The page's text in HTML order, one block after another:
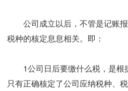
公司成立以后，不管是记账报
税种的核定息息相关。即：
1公司日后要缴什么税，是根
只有正确核定了公司应纳税种、